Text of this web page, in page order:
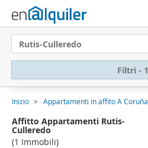
Rutis-Culleredo
Filtri - 1
Inizio Appartamenti in affito A Coruña
Affitto Appartamenti Rutis-
Culleredo
(1 Immobili)